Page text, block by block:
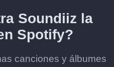
Soundiiz la
Spotify?
canciones y álbumes